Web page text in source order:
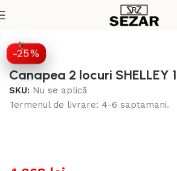
Canapele Fixe - Eleganta si confort
-25%
Canapea 2 locuri SHELLEY
SKU: Nu se aplică
Termenul de livrare: 4-6 saptamani.